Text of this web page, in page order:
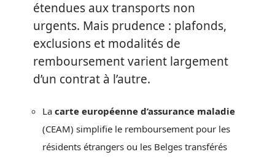
étendues aux transports non
urgents. Mais prudence : plafonds,
exclusions et modalités de
remboursement varient largement
d’un contrat à l’autre.
La carte européenne d’assurance maladie
(CEAM) simplifie le remboursement pour les
résidents étrangers ou les Belges transférés